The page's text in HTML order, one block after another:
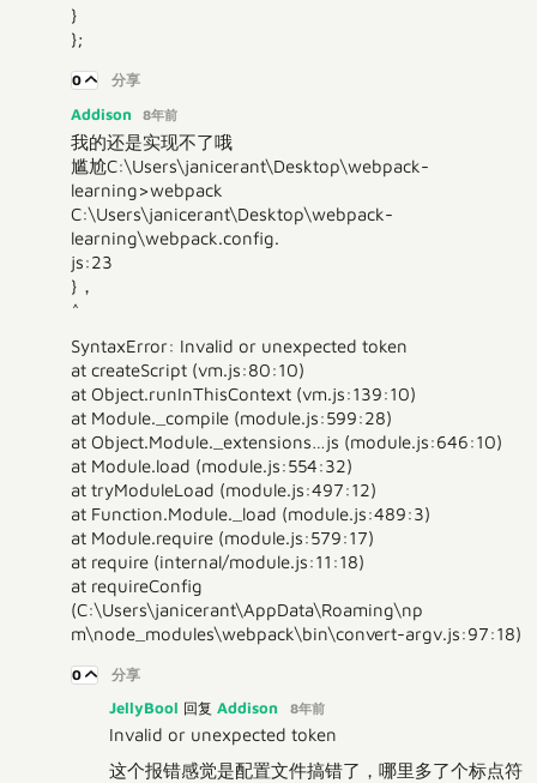
}
};
0 分享
Addison 8年前
我的还是实现不了哦
尴尬C:\Users\janicerant\Desktop\webpack-
learning>webpack
C:\Users\janicerant\Desktop\webpack-
learning\webpack.config.
js:23
}，
^
SyntaxError: Invalid or unexpected token
at createScript (vm.js:80:10)
at Object.runInThisContext (vm.js:139:10)
at Module._compile (module.js:599:28)
at Object.Module._extensions…js (module.js:646:10)
at Module.load (module.js:554:32)
at tryModuleLoad (module.js:497:12)
at Function.Module._load (module.js:489:3)
at Module.require (module.js:579:17)
at require (internal/module.js:11:18)
at requireConfig
(C:\Users\janicerant\AppData\Roaming\np
m\node_modules\webpack\bin\convert-argv.js:97:18)
0 分享
JellyBool 回复 Addison 8年前
Invalid or unexpected token
这个报错感觉是配置文件搞错了，哪里多了个标点符